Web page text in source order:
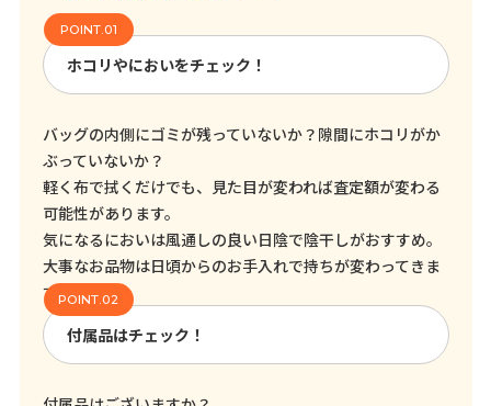
ホコリやにおいをチェック！
バッグの内側にゴミが残っていないか？隙間にホコリがか
ぶっていないか？
軽く布で拭くだけでも、見た目が変われば査定額が変わる
可能性があります。
気になるにおいは風通しの良い日陰で陰干しがおすすめ。
大事なお品物は日頃からのお手入れで持ちが変わってきま
す！
付属品はチェック！